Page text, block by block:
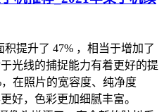
提升了 47% ，相当于增加了
光线的捕捉能力有着更好的提
在照片的宽容度、纯净度
好，色彩更加细腻丰富。